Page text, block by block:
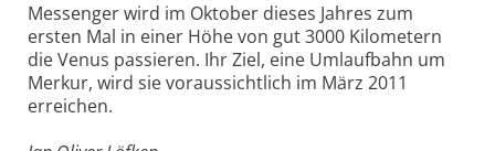
Messenger wird im Oktober dieses Jahres zum
ersten Mal in einer Höhe von gut 3000 Kilometern
die Venus passieren. Ihr Ziel, eine Umlaufbahn um
Merkur, wird sie voraussichtlich im März 2011
erreichen.